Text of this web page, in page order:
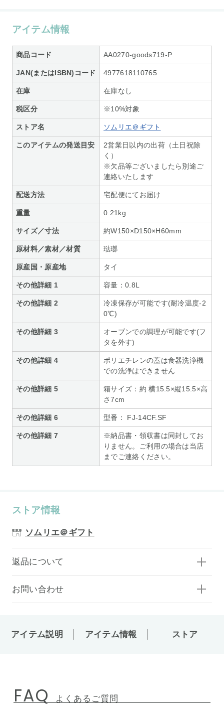
アイテム情報
商品コード AA0270-goods719-P
JAN(またはISBN)コード 4977618110765
在庫 在庫なし
税区分 ※10%対象
ストア名 ソムリエ＠ギフト
このアイテムの発送目安
2営業日以内の出荷（土日祝除
く）
※欠品等ございましたら別途ご
連絡いたします
配送方法 宅配便にてお届け
重量 0.21kg
サイズ／寸法 約W150×D150×H60mm
原材料／素材／材質 琺瑯
原産国・原産地 タイ
その他詳細 1 容量：0.8L
その他詳細 2
冷凍保存が可能です(耐冷温度-2
0℃)
その他詳細 3
オーブンでの調理が可能です(フ
タを外す)
その他詳細 4
ポリエチレンの蓋は食器洗浄機
での洗浄はできません
その他詳細 5
箱サイズ：約 横15.5×縦15.5×高
さ7cm
その他詳細 6 型番： FJ-14CF.SF
その他詳細 7
※納品書・領収書は同封してお
りません。ご利用の場合は当店
までご連絡ください。
ストア情報
ソムリエ＠ギフト
返品について
お問い合わせ
アイテム説明 アイテム情報 ストア
FAQ よくあるご質問